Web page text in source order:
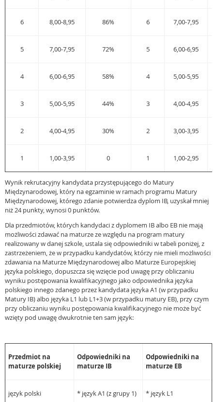
6 8,00-8,95 86% 6 7,00-7,95
5 7,00-7,95 72% 5 6,00-6,95
4 6,00-6,95 58% 4 5,00-5,95
3 5,00-5,95 44% 3 4,00-4,95
2 4,00-4,95 30% 2 3,00-3,95
1 1,00-3,95 0 1 1,00-2,95
Wynik rekrutacyjny kandydata przystępującego do Matury
Międzynarodowej, który na egzaminie w ramach programu Matury
Międzynarodowej, którego zdanie potwierdza dyplom IB, uzyskał mniej
niż 24 punkty, wynosi 0 punktów.
Dla przedmiotów, których kandydaci z dyplomem IB albo EB nie mają
możliwości zdawać na maturze ze względu na program matury
realizowany w danej szkole, ustala się odpowiedniki w tabeli poniżej, z
zastrzeżeniem, że w przypadku kandydatów, którzy nie mieli możliwości
zdawania na Maturze Międzynarodowej albo Maturze Europejskiej
języka polskiego, dopuszcza się wzięcie pod uwagę przy obliczaniu
wyniku postępowania kwalifikacyjnego jako odpowiednika języka
polskiego innego zdanego przez kandydata języka A1 (w przypadku
Matury IB) albo języka L1 lub L1+3 (w przypadku matury EB), przy czym
przy obliczaniu wyniku postępowania kwalifikacyjnego nie może być
wzięty pod uwagę dwukrotnie ten sam język:
Przedmiot na
maturze polskiej
Odpowiedniki na
maturze IB
Odpowiedniki na
maturze EB
język polski * język A1 (z grupy 1) * język L1